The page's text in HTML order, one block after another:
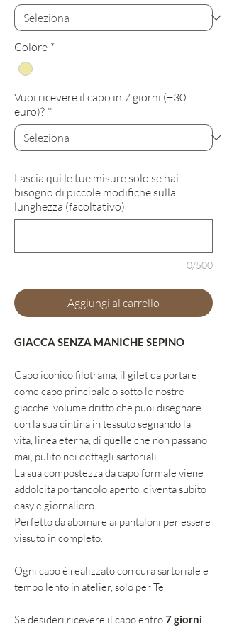
Colore *
Vuoi ricevere il capo in 7 giorni (+30
euro)? *
Lascia qui le tue misure solo se hai
bisogno di piccole modifiche sulla
lunghezza (facoltativo)
0/500
Aggiungi al carrello
GIACCA SENZA MANICHE SEPINO
Capo iconico filotrama, il gilet da portare
come capo principale o sotto le nostre
giacche, volume dritto che puoi disegnare
con la sua cintina in tessuto segnando la
vita, linea eterna, di quelle che non passano
mai, pulito nei dettagli sartoriali.
La sua compostezza da capo formale viene
addolcita portandolo aperto, diventa subito
easy e giornaliero.
Perfetto da abbinare ai pantaloni per essere
vissuto in completo.
Ogni capo è realizzato con cura sartoriale e
tempo lento in atelier, solo per Te.
Se desideri ricevere il capo entro7 giorni